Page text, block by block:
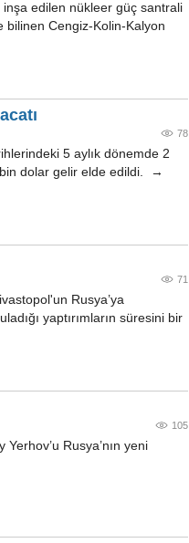
edilen nükleer güç santrali
bilinen Cengiz-Kolin-Kalyon
78
5 aylık dönemde 2
dolar gelir elde edildi. →
71
Rusya’ya
yaptırımların süresini bir
105
Rusya’nın yeni